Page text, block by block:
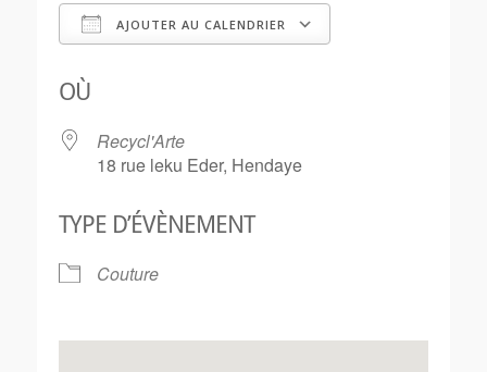
AJOUTER AU CALENDRIER
OÙ
Recycl'Arte
18 rue leku Eder, Hendaye
TYPE D’ÉVÈNEMENT
Couture